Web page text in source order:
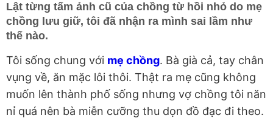
Lật từng tấm ảnh cũ của chồng từ hồi nhỏ do mẹ
chồng lưu giữ, tôi đã nhận ra mình sai lầm như
thế nào.
Tôi sống chung với mẹ chồng. Bà già cả, tay chân
vụng về, ăn mặc lôi thôi. Thật ra mẹ cũng không
muốn lên thành phố sống nhưng vợ chồng tôi năn
nỉ quá nên bà miễn cưỡng thu dọn đồ đạc đi theo.